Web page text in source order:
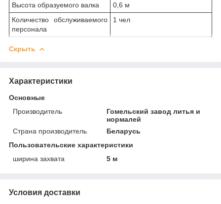
Высота образуемого валка
0,6 м
Количество обслуживаемого
персонала
1 чел
Скрыть
Характеристики
Основные
Производитель
Гомельский завод литья и
нормалей
Страна производитель
Беларусь
Пользовательские характеристики
ширина захвата
5 м
Условия доставки